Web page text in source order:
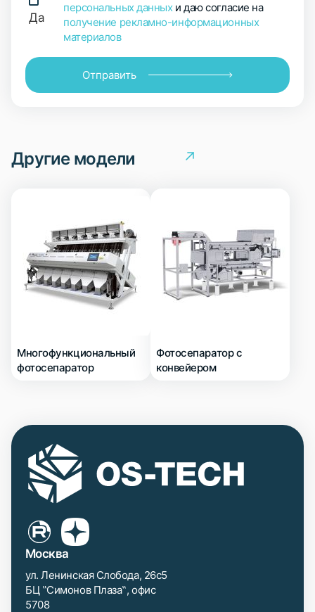
Да
персональных данныхи даю согласие на
получение рекламно-информационных
материалов
Отправить
Другие модели
Многофункциональный
фотосепаратор
Фотосепаратор с
конвейером
Москва
ул. Ленинская Слобода, 26с5
БЦ ‟Симонов Плаза‟, офис
5708